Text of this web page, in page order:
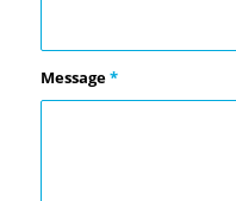
Message*